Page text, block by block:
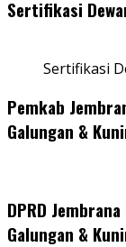
Sertifikasi
Sertifikasi
Pemkab
Galungan &
DPRD
Galungan &